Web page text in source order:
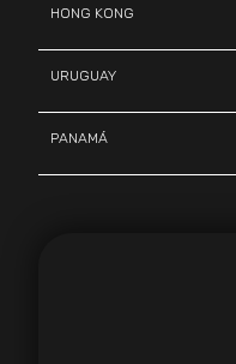
HONG KONG
URUGUAY
PANAMÁ